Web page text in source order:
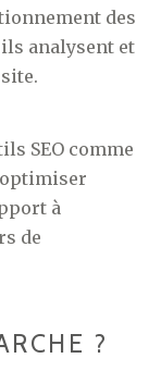
des
analysent et
SEO comme
à
de
?